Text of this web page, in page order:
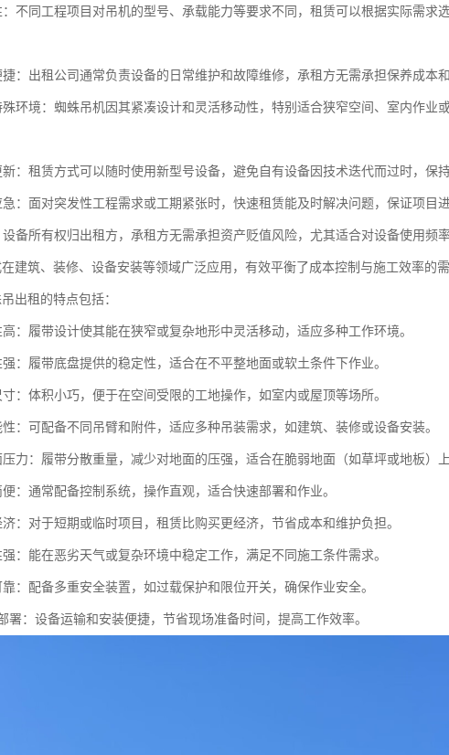
不同工程项目对吊机的型号、承载能力等要求不同，租赁可以根据实际需求
：出租公司通常负责设备的日常维护和故障维修，承租方无需承担保养成本
殊环境：蜘蛛吊机因其紧凑设计和灵活移动性，特别适合狭窄空间、室内作业
：租赁方式可以随时使用新型号设备，避免自有设备因技术迭代而过时，保
：面对突发性工程需求或工期紧张时，快速租赁能及时解决问题，保证项目
设备所有权归出租方，承租方无需承担资产贬值风险，尤其适合对设备使用频率
建筑、装修、设备安装等领域广泛应用，有效平衡了成本控制与施工效率的需
出租的特点包括：
高：履带设计使其能在狭窄或复杂地形中灵活移动，适应多种工作环境。
：履带底盘提供的稳定性，适合在不平整地面或软土条件下作业。
：体积小巧，便于在空间受限的工地操作，如室内或屋顶等场所。
：可配备不同吊臂和附件，适应多种吊装需求，如建筑、装修或设备安装。
力：履带分散重量，减少对地面的压强，适合在脆弱地面（如草坪或地板）上
：通常配备控制系统，操作直观，适合快速部署和作业。
济：对于短期或临时项目，租赁比购买更经济，节省成本和维护负担。
：能在恶劣天气或复杂环境中稳定工作，满足不同施工条件需求。
：配备多重安全装置，如过载保护和限位开关，确保作业安全。
署：设备运输和安装便捷，节省现场准备时间，提高工作效率。